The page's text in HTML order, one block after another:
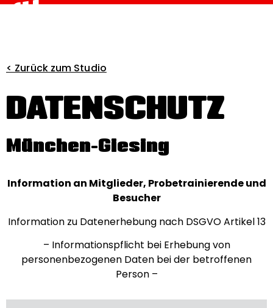
< Zurück zum Studio
DATENSCHUTZ
München-Giesing
Information an Mitglieder, Probetrainierende und
Besucher
Information zu Datenerhebung nach DSGVO Artikel 13
– Informationspflicht bei Erhebung von
personenbezogenen Daten bei der betroffenen
Person –